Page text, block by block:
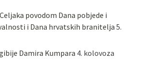
povodom Dana pobjede i
i Dana hrvatskih branitelja 5.
Damira Kumpara 4. kolovoza